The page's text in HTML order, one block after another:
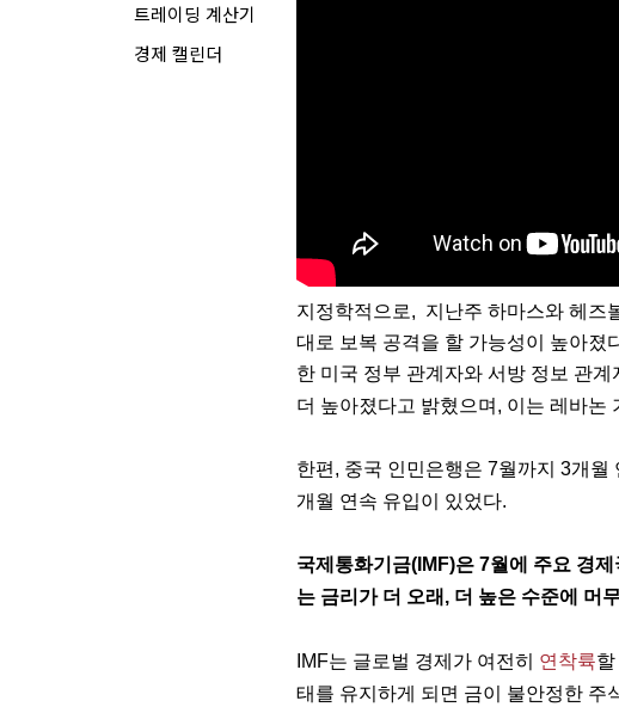
트레이딩 계산기
경제 캘린더
지정학적으로, 지난주 하마스와 헤즈
대로 보복 공격을 할 가능성이 높아졌
한 미국 정부 관계자와 서방 정보 관
더 높아졌다고 밝혔으며, 이는 레바논
한편, 중국 인민은행은 7월까지 3개
개월 연속 유입이 있었다.
국제통화기금(IMF)은 7월에 주요 경
는 금리가 더 오래, 더 높은 수준에 머
IMF는 글로벌 경제가 여전히 연착륙
태를 유지하게 되면 금이 불안정한 주